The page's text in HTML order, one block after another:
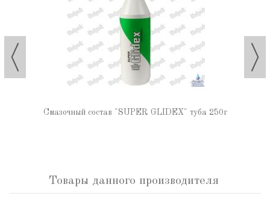
Смазочный состав "SUPER GLIDEX" туба 250г
Товары данного производителя